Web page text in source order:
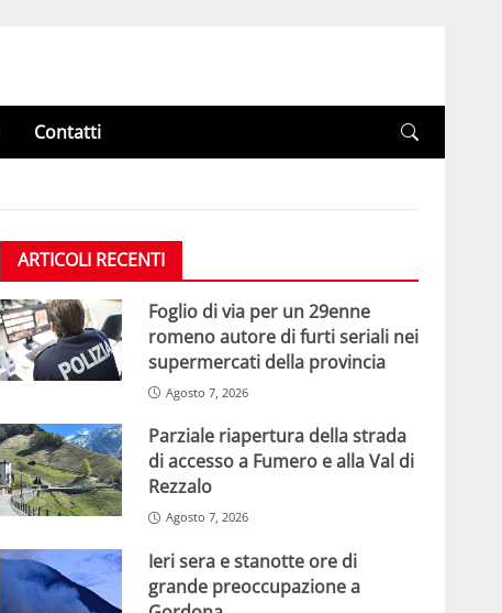
Contatti
ARTICOLI RECENTI
Foglio di via per un 29enne
romeno autore di furti seriali nei
supermercati della provincia
Agosto 7, 2026
Parziale riapertura della strada
di accesso a Fumero e alla Val di
Rezzalo
Agosto 7, 2026
Ieri sera e stanotte ore di
grande preoccupazione a